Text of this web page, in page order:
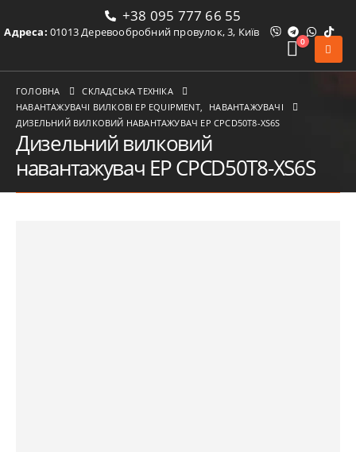
+38 095 777 66 55
Адреса: 01013 Деревообробний провулок, 3, Київ
0
ГОЛОВНА
СКЛАДСЬКА ТЕХНІКА
НАВАНТАЖУВАЧІ ВИЛКОВІ ЕР EQUIPMENT,
НАВАНТАЖУВАЧІ
ДИЗЕЛЬНИЙ ВИЛКОВИЙ НАВАНТАЖУВАЧ EP CPCD50T8-XS6S
Дизельний вилковий
навантажувач EP CPCD50T8-XS6S